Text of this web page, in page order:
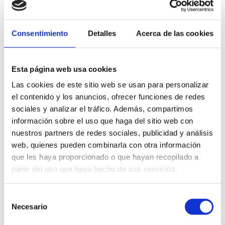
Consentimiento Detalles Acerca de las cookies
Esta página web usa cookies
Las cookies de este sitio web se usan para personalizar
el contenido y los anuncios, ofrecer funciones de redes
sociales y analizar el tráfico. Además, compartimos
información sobre el uso que haga del sitio web con
nuestros partners de redes sociales, publicidad y análisis
web, quienes pueden combinarla con otra información
que les haya proporcionado o que hayan recopilado a
partir del uso que haya hecho de sus servicios.
Necesario
habilidades de comunicación y relación personal. De igual forma el
debate y la asamblea forman parte de lo cotidiano en el espacio
docente Humanitas.
Big Brother
Proyecto vertical donde alumnos de edades superiores conviven y
Este proyecto pretende establecer lazos entre alumnos de diferentes
etapas.
Inteligencia emocional y conciencia solidaria
Proyecto global que parte de la necesidad de proporcionar a los
alumnos una formación, que permita su desarrollo personal y
profesional futuro. Esto exige una combinación de rigor científico y
flexibilidad suficientes para tener en cuenta los grandes cambios
tanto físicos como madurativos y psíquicos que a estas edades
Se realizan tres programas en paralelo: